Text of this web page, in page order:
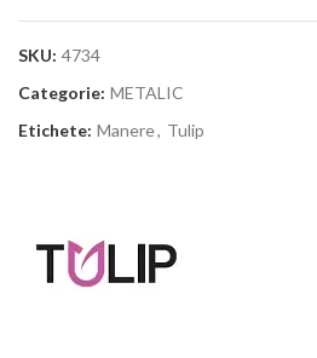
SKU: 4734
Categorie: METALIC
Etichete: Manere, Tulip